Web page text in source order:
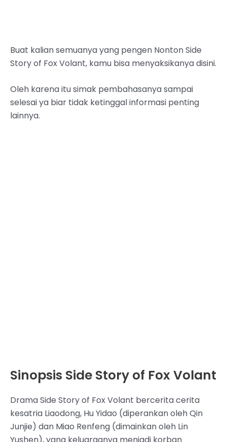
Buat kalian semuanya yang pengen Nonton Side
Story of Fox Volant, kamu bisa menyaksikanya disini.
Oleh karena itu simak pembahasanya sampai
selesai ya biar tidak ketinggal informasi penting
lainnya.
Sinopsis Side Story of Fox Volant
Drama Side Story of Fox Volant bercerita cerita
kesatria Liaodong, Hu Yidao (diperankan oleh Qin
Junjie) dan Miao Renfeng (dimainkan oleh Lin